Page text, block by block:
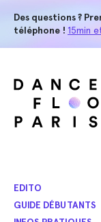
Des questions ?
téléphone ! 15min
EDITO
GUIDE DÉBUTANTS